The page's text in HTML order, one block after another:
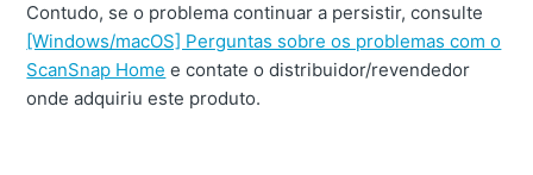
Contudo, se o problema continuar a persistir, consulte
[Windows/macOS] Perguntas sobre os problemas com o
ScanSnap Home e contate o distribuidor/revendedor
onde adquiriu este produto.